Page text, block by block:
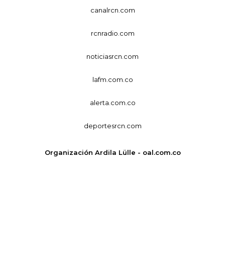
canalrcn.com
rcnradio.com
noticiasrcn.com
lafm.com.co
alerta.com.co
deportesrcn.com
Organización Ardila Lülle - oal.com.co